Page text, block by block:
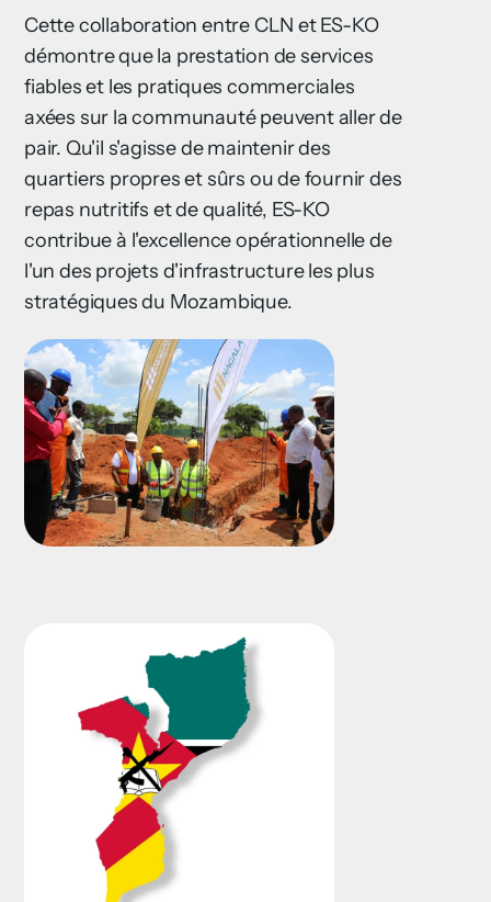
Cette collaboration entre CLN et ES-KO
démontre que la prestation de services
fiables et les pratiques commerciales
axées sur la communauté peuvent aller de
pair. Qu'il s'agisse de maintenir des
quartiers propres et sûrs ou de fournir des
repas nutritifs et de qualité, ES-KO
contribue à l'excellence opérationnelle de
l'un des projets d'infrastructure les plus
stratégiques du Mozambique.